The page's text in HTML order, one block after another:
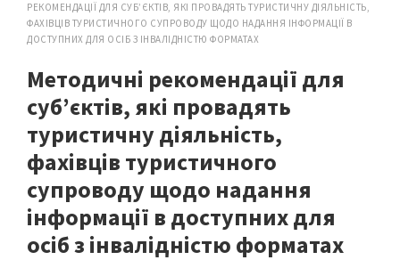
РЕКОМЕНДАЦІЇ ДЛЯ СУБ’ЄКТІВ, ЯКІ ПРОВАДЯТЬ ТУРИСТИЧНУ ДІЯЛЬНІСТЬ,
ФАХІВЦІВ ТУРИСТИЧНОГО СУПРОВОДУ ЩОДО НАДАННЯ ІНФОРМАЦІЇ В
ДОСТУПНИХ ДЛЯ ОСІБ З ІНВАЛІДНІСТЮ ФОРМАТАХ
Методичні рекомендації для
суб’єктів, які провадять
туристичну діяльність,
фахівців туристичного
супроводу щодо надання
інформації в доступних для
осіб з інвалідністю форматах